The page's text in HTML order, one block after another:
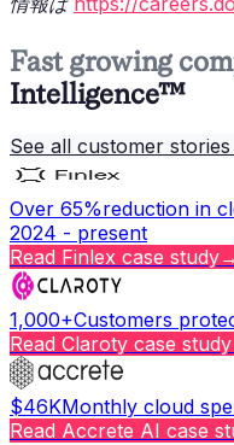
Fast growing
Intelligence™
See all customer stories
Over 65%reduction in
2024 - present
Read Finlex case study→
1,000+Customers
Read Claroty case study
$46KMonthly cloud
Read Accrete AI case